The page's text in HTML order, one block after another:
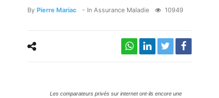
By Pierre Mariac - In Assurance Maladie 10949
Les comparateurs privés sur internet ont-ils encore une